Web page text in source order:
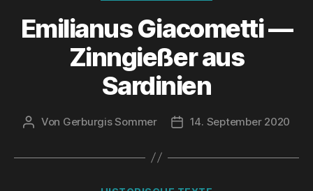
Emi­lia­nus Gia­co­metti —
Zinn­gie­ßer aus
Sardinien
Beitragsautor
Von Gerburgis Sommer Veröffentlichungsdatum
14. September 2020